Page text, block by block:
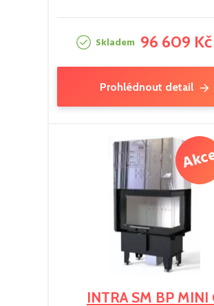
Skladem 96 609 Kč
Prohlédnout detail
INTRA SM BP MINI